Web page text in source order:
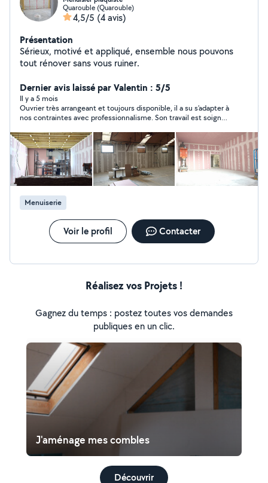
Quarouble (Quarouble)
4,5/5 (4 avis)
Présentation
Sérieux, motivé et appliqué, ensemble nous pouvons
tout rénover sans vous ruiner.
Dernier avis laissé par Valentin : 5/5
Il y a 5 mois
Ouvrier très arrangeant et toujours disponible, il a su s’adapter à
nos contraintes avec professionnalisme. Son travail est soigné
Nous sommes satisfaits du résultat et n’hésiterons pas à faire
appel à lui de nouveau. Je recommande vivement ses services.
Menuiserie
Voir le profil Contacter
Réalisez vos Projets !
Gagnez du temps : postez toutes vos demandes
publiques en un clic.
J'aménage mes combles
Découvrir